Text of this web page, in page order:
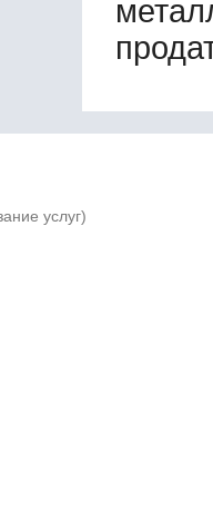
услуг)